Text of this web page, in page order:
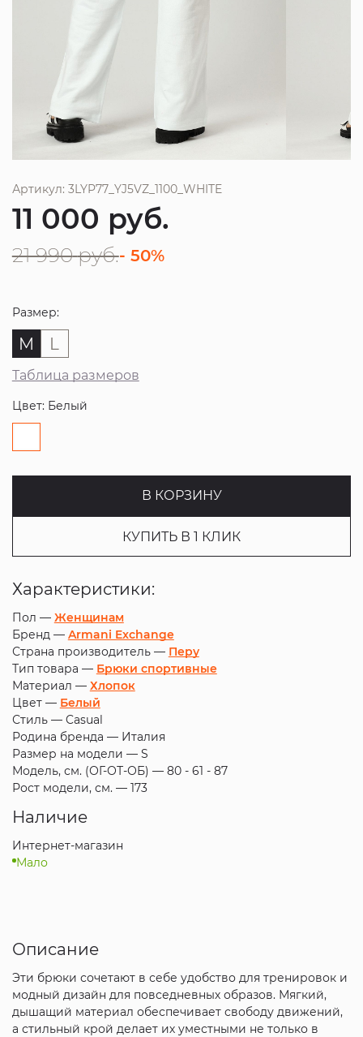
Артикул: 3LYP77_YJ5VZ_1100_WHITE
11 000 руб.
21 990 руб.- 50%
Размер:
M L
Таблица размеров
Цвет: Белый
В КОРЗИНУ
КУПИТЬ В 1 КЛИК
Характеристики:
Пол — Женщинам
Бренд — Armani Exchange
Страна производитель — Перу
Тип товара — Брюки спортивные
Материал — Хлопок
Цвет — Белый
Стиль — Casual
Родина бренда — Италия
Размер на модели — S
Модель, см. (ОГ-ОТ-ОБ) — 80 - 61 - 87
Рост модели, см. — 173
Наличие
Интернет-магазин
Мало
Описание
Эти брюки сочетают в себе удобство для тренировок и
модный дизайн для повседневных образов. Мягкий,
дышащий материал обеспечивает свободу движений,
а стильный крой делает их уместными не только в